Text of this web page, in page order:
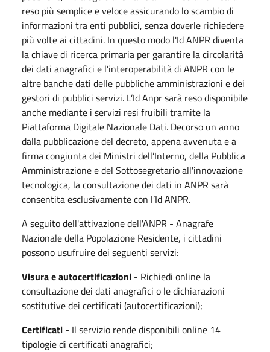
reso più semplice e veloce assicurando lo scambio di
informazioni tra enti pubblici, senza doverle richiedere
più volte ai cittadini. In questo modo l'Id ANPR diventa
la chiave di ricerca primaria per garantire la circolarità
dei dati anagrafici e l'interoperabilità di ANPR con le
altre banche dati delle pubbliche amministrazioni e dei
gestori di pubblici servizi. L’Id Anpr sarà reso disponibile
anche mediante i servizi resi fruibili tramite la
Piattaforma Digitale Nazionale Dati. Decorso un anno
dalla pubblicazione del decreto, appena avvenuta e a
firma congiunta dei Ministri dell’Interno, della Pubblica
Amministrazione e del Sottosegretario all'innovazione
tecnologica, la consultazione dei dati in ANPR sarà
consentita esclusivamente con l’Id ANPR.
A seguito dell'attivazione dell'ANPR - Anagrafe
Nazionale della Popolazione Residente, i cittadini
possono usufruire dei seguenti servizi:
Visura e autocertificazioni - Richiedi online la
consultazione dei dati anagrafici o le dichiarazioni
sostitutive dei certificati (autocertificazioni);
Certificati - Il servizio rende disponibili online 14
tipologie di certificati anagrafici;